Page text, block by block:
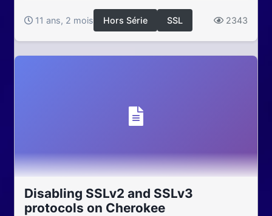
11 ans, 2 mois Hors Série SSL 2343
Disabling SSLv2 and SSLv3
protocols on Cherokee